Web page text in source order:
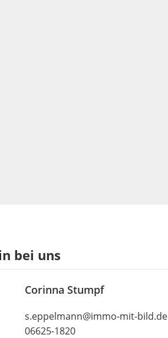
bei uns
Corinna Stumpf
s.eppelmann@immo-mit-bild.de
06625-1820